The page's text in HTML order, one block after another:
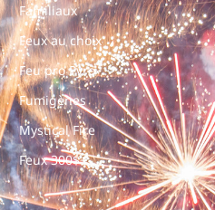
Familiaux
Feux au choix
Feu pro Pyro
Fumigènes
Mystical Fire
Feux 300$+